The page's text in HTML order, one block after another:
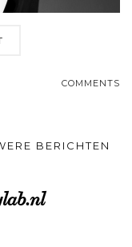
COMMENTS
BERICHTEN